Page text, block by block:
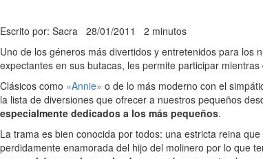
Escrito por: Sacra 28/01/2011 2 minutos
Uno de los géneros más divertidos y entretenidos para los
expectantes en sus butacas, les permite participar
Clásicos como «Annie» o de lo más moderno con el
la lista de diversiones que ofrecer a nuestros pequeños
especialmente dedicados a los más pequeños.
La trama es bien conocida por todos: una estricta reina
perdidamente enamorada del hijo del molinero por lo que